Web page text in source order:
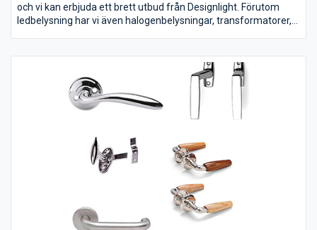
och vi kan erbjuda ett brett utbud från Designlight. Förutom
ledbelysning har vi även halogenbelysningar, transformatorer,